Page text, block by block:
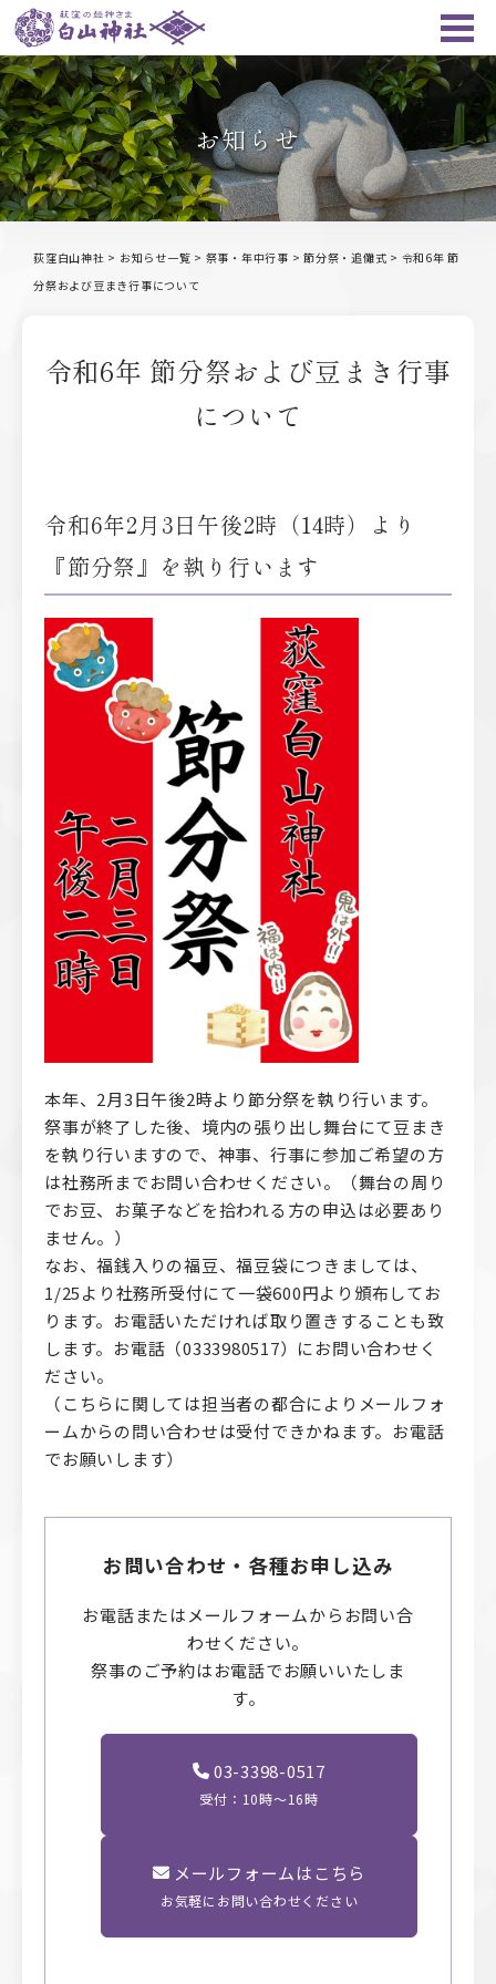
お知らせ
荻窪白山神社 > お知らせ一覧 > 祭事・年中行事 > 節分祭・追儺式 > 令和6年 節
分祭および豆まき行事について
令和6年 節分祭および豆まき行事
について
令和6年2月3日午後2時（14時）より
『節分祭』を執り行います
本年、2月3日午後2時より節分祭を執り行います。
祭事が終了した後、境内の張り出し舞台にて豆まき
を執り行いますので、神事、行事に参加ご希望の方
は社務所までお問い合わせください。（舞台の周り
でお豆、お菓子などを拾われる方の申込は必要あり
ません。）
なお、福銭入りの福豆、福豆袋につきましては、
1/25より社務所受付にて一袋600円より頒布してお
ります。お電話いただければ取り置きすることも致
します。お電話（0333980517）にお問い合わせく
ださい。
（こちらに関しては担当者の都合によりメールフォ
ームからの問い合わせは受付できかねます。お電話
でお願いします）
お問い合わせ・各種お申し込み
お電話またはメールフォームからお問い合
わせください。
祭事のご予約はお電話でお願いいたしま
す。
03-3398-0517
受付：10時〜16時
メールフォームはこちら
お気軽にお問い合わせください